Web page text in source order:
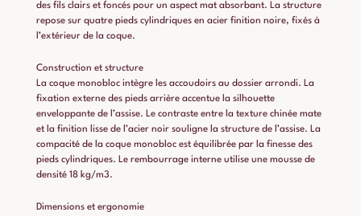
des fils clairs et foncés pour un aspect mat absorbant. La structure
repose sur quatre pieds cylindriques en acier finition noire, fixés à
l’extérieur de la coque.
Construction et structure
La coque monobloc intègre les accoudoirs au dossier arrondi. La
fixation externe des pieds arrière accentue la silhouette
enveloppante de l’assise. Le contraste entre la texture chinée mate
et la finition lisse de l’acier noir souligne la structure de l’assise. La
compacité de la coque monobloc est équilibrée par la finesse des
pieds cylindriques. Le rembourrage interne utilise une mousse de
densité 18 kg/m3.
Dimensions et ergonomie